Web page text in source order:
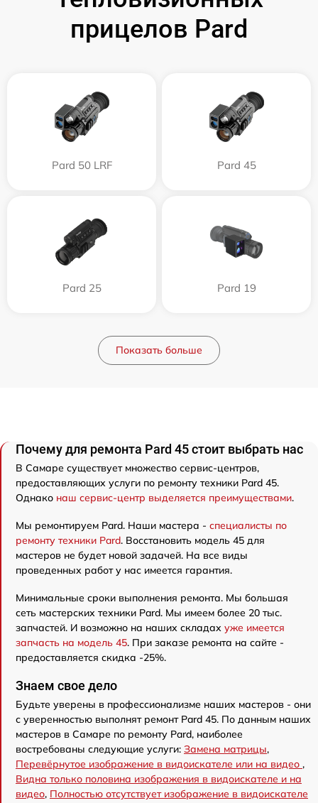
прицелов Pard
Pard 50 LRF Pard 45
Pard 25 Pard 19
Показать больше
Почему для ремонта Pard 45 стоит выбрать нас
В Самаре существует множество сервис-центров,
предоставляющих услуги по ремонту техники Pard 45.
Однако наш сервис-центр выделяется преимуществами.
Мы ремонтируем Pard. Наши мастера - специалисты по
ремонту техники Pard. Восстановить модель 45 для
мастеров не будет новой задачей. На все виды
проведенных работ у нас имеется гарантия.
Минимальные сроки выполнения ремонта. Мы большая
сеть мастерских техники Pard. Мы имеем более 20 тыс.
запчастей. И возможно на наших складах уже имеется
запчасть на модель 45. При заказе ремонта на сайте -
предоставляется скидка -25%.
Знаем свое дело
Будьте уверены в профессионализме наших мастеров - они
с уверенностью выполнят ремонт Pard 45. По данным наших
мастеров в Самаре по ремонту Pard, наиболее
востребованы следующие услуги: Замена матрицы,
Перевёрнутое изображение в видоискателе или на видео ,
Видна только половина изображения в видоискателе и на
видео, Полностью отсутствует изображение в видоискателе